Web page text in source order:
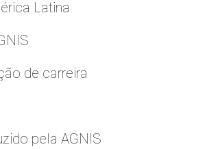
Latina
de carreira
pela AGNIS